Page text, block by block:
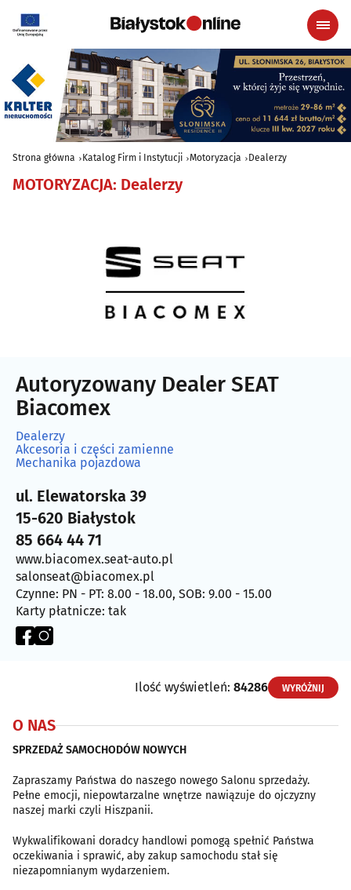
Strona główna Katalog Firm i Instytucji Motoryzacja Dealerzy
MOTORYZACJA: Dealerzy
Autoryzowany Dealer SEAT
Biacomex
Dealerzy
Akcesoria i części zamienne
Mechanika pojazdowa
ul. Elewatorska 39
15-620 Białystok
85 664 44 71
www.biacomex.seat-auto.pl
salonseat@biacomex.pl
Czynne: PN - PT: 8.00 - 18.00, SOB: 9.00 - 15.00
Karty płatnicze: tak
Ilość wyświetleń: 84286 WYRÓŻNIJ
O NAS
SPRZEDAŻ SAMOCHODÓW NOWYCH
Zapraszamy Państwa do naszego nowego Salonu sprzedaży.
Pełne emocji, niepowtarzalne wnętrze nawiązuje do ojczyzny
naszej marki czyli Hiszpanii.
Wykwalifikowani doradcy handlowi pomogą spełnić Państwa
oczekiwania i sprawić, aby zakup samochodu stał się
niezapomnianym wydarzeniem.